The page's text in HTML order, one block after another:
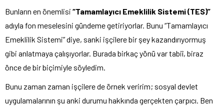
Bunların en önemlisi “Tamamlayıcı Emeklilik Sistemi (TES)”
adıyla fon meselesini gündeme getiriyorlar. Bunu “Tamamlayıcı
Emeklilik Sistemi” diye, sanki işçilere bir şey kazandırıyormuş
gibi anlatmaya çalışıyorlar. Burada birkaç yönü var tabiî, biraz
önce de bir biçimiyle söyledim.
Bunu zaman zaman işçilere de örnek veririm; sosyal devlet
uygulamalarının şu anki durumu hakkında gerçekten çarpıcı. Ben